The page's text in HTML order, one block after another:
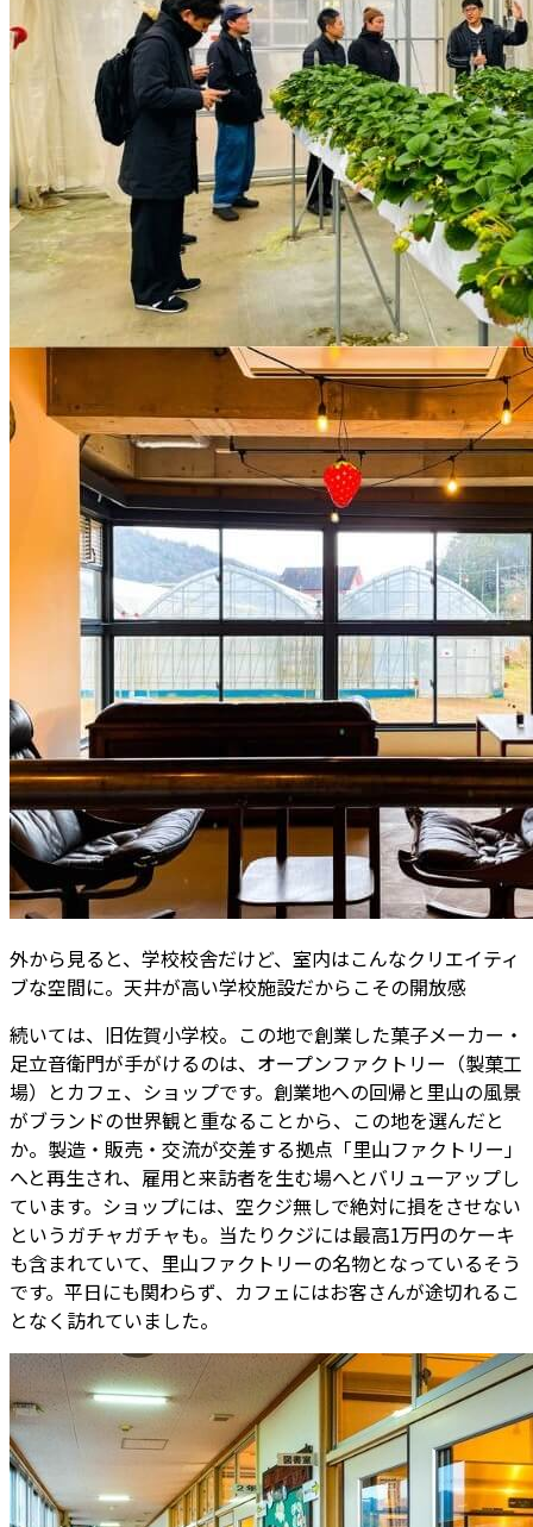
外から見ると、学校校舎だけど、室内はこんなクリエイティ
ブな空間に。天井が高い学校施設だからこその開放感
続いては、旧佐賀小学校。この地で創業した菓子メーカー・
足立音衛門が手がけるのは、オープンファクトリー（製菓工
場）とカフェ、ショップです。創業地への回帰と里山の風景
がブランドの世界観と重なることから、この地を選んだと
か。製造・販売・交流が交差する拠点「里山ファクトリー」
へと再生され、雇用と来訪者を生む場へとバリューアップし
ています。ショップには、空クジ無しで絶対に損をさせない
というガチャガチャも。当たりクジには最高1万円のケーキ
も含まれていて、里山ファクトリーの名物となっているそう
です。平日にも関わらず、カフェにはお客さんが途切れるこ
となく訪れていました。